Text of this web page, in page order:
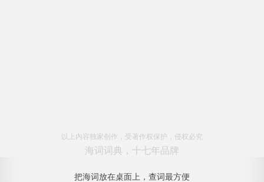
以上内容独家创作，受著作权保护，侵权必究
海词词典，十七年品牌
把海词放在桌面上，查词最方便